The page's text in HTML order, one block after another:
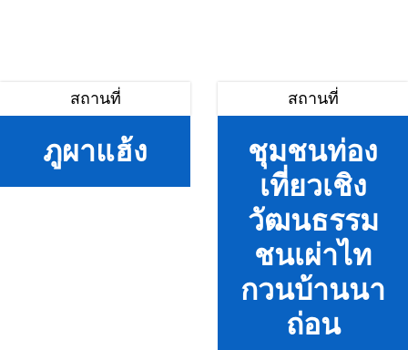
สถานที่
ภูผาแฮ้ง
สถานที่
ชุมชนท่อง
เที่ยวเชิง
วัฒนธรรม
ชนเผ่าไท
กวนบ้านนา
ถ่อน